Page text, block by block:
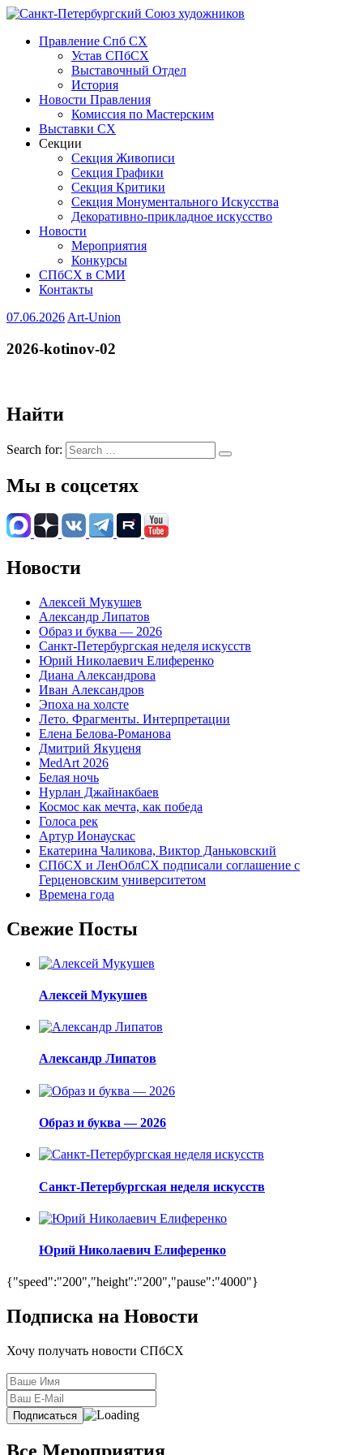
Правление Спб СХ
Устав СПбСХ
Выставочный Отдел
История
Новости Правления
Комиссия по Мастерским
Выставки СХ
Секции
Секция Живописи
Секция Графики
Секция Критики
Секция Монументального Искусства
Декоративно-прикладное искусство
Новости
Мероприятия
Конкурсы
СПбСХ в СМИ
Контакты
07.06.2026 Art-Union
2026-kotinov-02
Найти
Search for:
Мы в соцсетях
Новости
Алексей Мукушев
Александр Липатов
Образ и буква — 2026
Санкт-Петербургская неделя искусств
Юрий Николаевич Елиференко
Диана Александрова
Иван Александров
Эпоха на холсте
Лето. Фрагменты. Интерпретации
Елена Белова-Романова
Дмитрий Якуценя
MedArt 2026
Белая ночь
Нурлан Джайнакбаев
Космос как мечта, как победа
Голоса рек
Артур Ионаускас
Екатерина Чаликова, Виктор Даньковский
СПбСХ и ЛенОблСХ подписали соглашение с
Герценовским университетом
Времена года
Свежие Посты
Алексей Мукушев
Александр Липатов
Образ и буква — 2026
Санкт-Петербургская неделя искусств
Юрий Николаевич Елиференко
{"speed":"200","height":"200","pause":"4000"}
Подписка на Новости
Хочу получать новости СПбСХ